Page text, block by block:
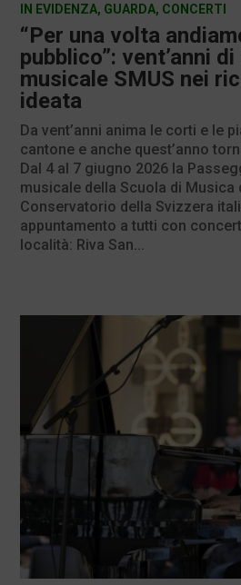
“Per una volta
pubblico”: vent’anni
musicale SMUS nei
ideata
IN EVIDENZA, GUARDA, CONCERTI
Da vent’anni anima le corti e le
cantone e anche quest’anno
Dal 4 al 7 giugno 2026 la
musicale della Scuola di Musica
Conservatorio della Svizzera
appuntamento a tutti con
località: Riva San...